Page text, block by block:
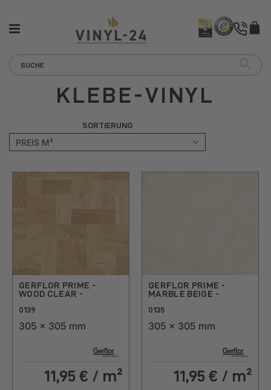
KLEBE-VINYL
SORTIERUNG
GERFLOR PRIME -
WOOD CLEAR -
0139
305 x 305 mm
11,95 € / m²
GERFLOR PRIME -
MARBLE BEIGE -
0135
305 x 305 mm
11,95 € / m²